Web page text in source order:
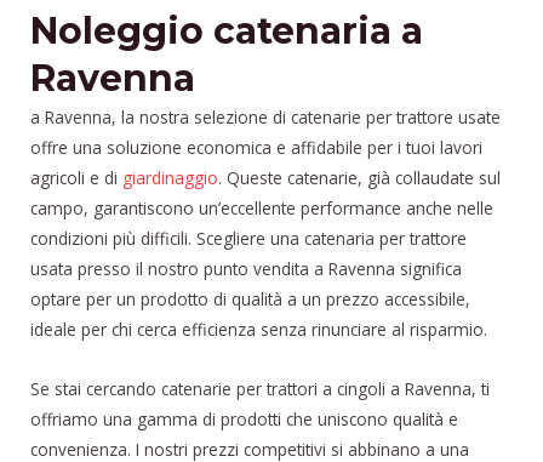
Noleggio catenaria a
Ravenna
a Ravenna, la nostra selezione di catenarie per trattore usate
offre una soluzione economica e affidabile per i tuoi lavori
agricoli e di giardinaggio. Queste catenarie, già collaudate sul
campo, garantiscono un’eccellente performance anche nelle
condizioni più difficili. Scegliere una catenaria per trattore
usata presso il nostro punto vendita a Ravenna significa
optare per un prodotto di qualità a un prezzo accessibile,
ideale per chi cerca efficienza senza rinunciare al risparmio.
Se stai cercando catenarie per trattori a cingoli a Ravenna, ti
offriamo una gamma di prodotti che uniscono qualità e
convenienza. I nostri prezzi competitivi si abbinano a una